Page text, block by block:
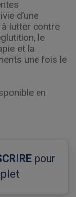
d’une
lutter contre
le
et la
une fois le
en
pour